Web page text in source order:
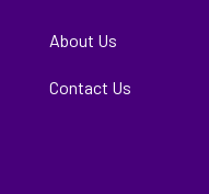
About Us
Contact Us